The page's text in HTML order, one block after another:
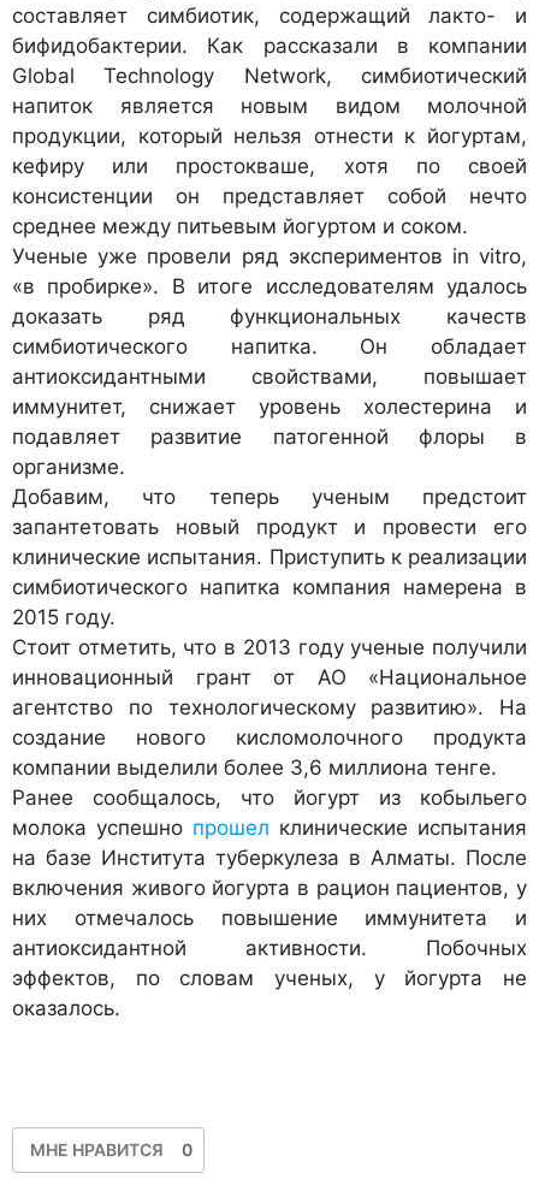
составляет симбиотик, содержащий лакто- и
бифидобактерии. Как рассказали в компании
Global Technology Network, симбиотический
напиток является новым видом молочной
продукции, который нельзя отнести к йогуртам,
кефиру или простокваше, хотя по своей
консистенции он представляет собой нечто
среднее между питьевым йогуртом и соком.
Ученые уже провели ряд экспериментов in vitro,
«в пробирке». В итоге исследователям удалось
доказать ряд функциональных качеств
симбиотического напитка. Он обладает
антиоксидантными свойствами, повышает
иммунитет, снижает уровень холестерина и
подавляет развитие патогенной флоры в
организме.
Добавим, что теперь ученым предстоит
запантетовать новый продукт и провести его
клинические испытания. Приступить к реализации
симбиотического напитка компания намерена в
2015 году.
Стоит отметить, что в 2013 году ученые получили
инновационный грант от АО «Национальное
агентство по технологическому развитию». На
создание нового кисломолочного продукта
компании выделили более 3,6 миллиона тенге.
Ранее сообщалось, что йогурт из кобыльего
молока успешно прошел клинические испытания
на базе Института туберкулеза в Алматы. После
включения живого йогурта в рацион пациентов, у
них отмечалось повышение иммунитета и
антиоксидантной активности. Побочных
эффектов, по словам ученых, у йогурта не
оказалось.
МНЕ НРАВИТСЯ 0